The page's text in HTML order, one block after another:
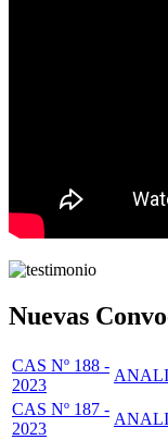
Nuevas
CAS Nº 188 -
2023
CAS Nº 187 -
2023